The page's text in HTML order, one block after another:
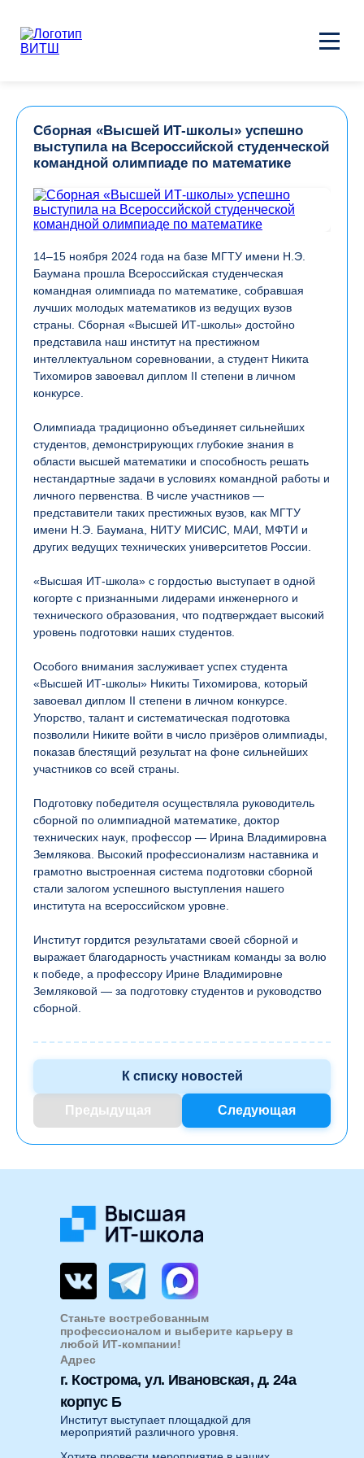
Сборная «Высшей ИТ-школы» успешно
выступила на Всероссийской студенческой
командной олимпиаде по математике
14–15 ноября 2024 года на базе МГТУ имени Н.Э.
Баумана прошла Всероссийская студенческая
командная олимпиада по математике, собравшая
лучших молодых математиков из ведущих вузов
страны. Сборная «Высшей ИТ-школы» достойно
представила наш институт на престижном
интеллектуальном соревновании, а студент Никита
Тихомиров завоевал диплом II степени в личном
конкурсе.
Олимпиада традиционно объединяет сильнейших
студентов, демонстрирующих глубокие знания в
области высшей математики и способность решать
нестандартные задачи в условиях командной работы и
личного первенства. В числе участников —
представители таких престижных вузов, как МГТУ
имени Н.Э. Баумана, НИТУ МИСИС, МАИ, МФТИ и
других ведущих технических университетов России.
«Высшая ИТ-школа» с гордостью выступает в одной
когорте с признанными лидерами инженерного и
технического образования, что подтверждает высокий
уровень подготовки наших студентов.
Особого внимания заслуживает успех студента
«Высшей ИТ-школы» Никиты Тихомирова, который
завоевал диплом II степени в личном конкурсе.
Упорство, талант и систематическая подготовка
позволили Никите войти в число призёров олимпиады,
показав блестящий результат на фоне сильнейших
участников со всей страны.
Подготовку победителя осуществляла руководитель
сборной по олимпиадной математике, доктор
технических наук, профессор — Ирина Владимировна
Землякова. Высокий профессионализм наставника и
грамотно выстроенная система подготовки сборной
стали залогом успешного выступления нашего
института на всероссийском уровне.
Институт гордится результатами своей сборной и
выражает благодарность участникам команды за волю
к победе, а профессору Ирине Владимировне
Земляковой — за подготовку студентов и руководство
сборной.
К списку новостей
Предыдущая Следующая
г. Кострома, ул. Ивановская, д. 24а
корпус Б
Адрес
Станьте востребованным
профессионалом и выберите карьеру в
любой ИТ-компании!
Институт выступает площадкой для
мероприятий различного уровня.